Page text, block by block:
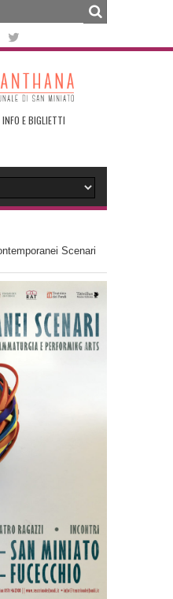
INFO E BIGLIETTI
Scenari